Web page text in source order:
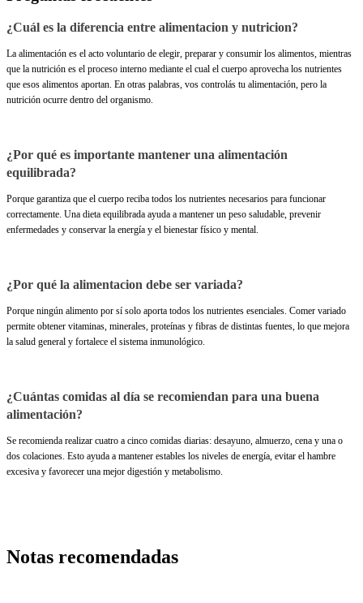
¿Cuál es la diferencia entre alimentacion y nutricion​?
La alimentación es el acto voluntario de elegir, preparar y consumir los alimentos, mientras
que la nutrición es el proceso interno mediante el cual el cuerpo aprovecha los nutrientes
que esos alimentos aportan. En otras palabras, vos controlás tu alimentación, pero la
nutrición ocurre dentro del organismo.
¿Por qué es importante mantener una alimentación
equilibrada?
Porque garantiza que el cuerpo reciba todos los nutrientes necesarios para funcionar
correctamente. Una dieta equilibrada ayuda a mantener un peso saludable, prevenir
enfermedades y conservar la energía y el bienestar físico y mental.
¿Por qué la alimentacion debe ser variada?
Porque ningún alimento por sí solo aporta todos los nutrientes esenciales. Comer variado
permite obtener vitaminas, minerales, proteínas y fibras de distintas fuentes, lo que mejora
la salud general y fortalece el sistema inmunológico.
¿Cuántas comidas al día se recomiendan para una buena
alimentación?
Se recomienda realizar cuatro a cinco comidas diarias: desayuno, almuerzo, cena y una o
dos colaciones. Esto ayuda a mantener estables los niveles de energía, evitar el hambre
excesiva y favorecer una mejor digestión y metabolismo.
Notas recomendadas